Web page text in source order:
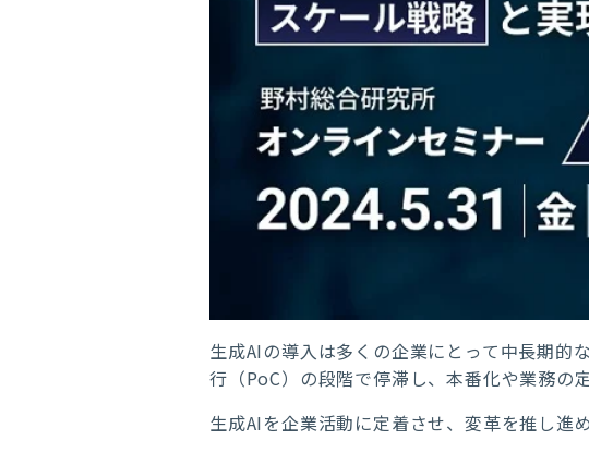
生成AIの導入は多くの企業にとって中長期的
行（PoC）の段階で停滞し、本番化や業務の
生成AIを企業活動に定着させ、変革を推し進